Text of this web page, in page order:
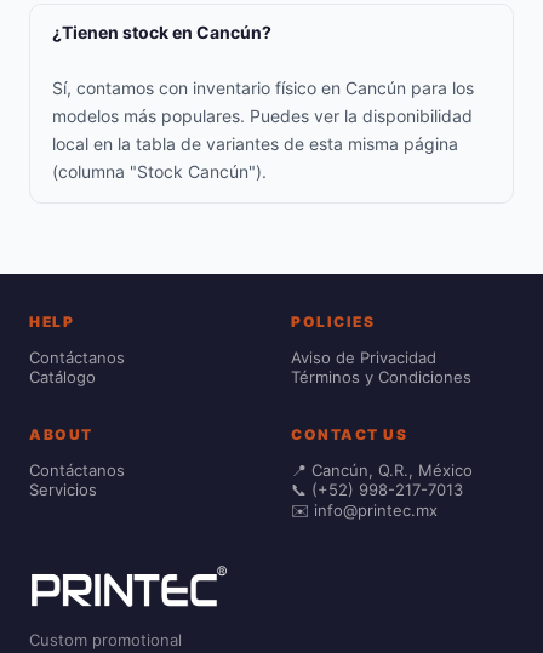
¿Tienen stock en Cancún?
Sí, contamos con inventario físico en Cancún para los
modelos más populares. Puedes ver la disponibilidad
local en la tabla de variantes de esta misma página
(columna "Stock Cancún").
HELP
Contáctanos
Catálogo
POLICIES
Aviso de Privacidad
Términos y Condiciones
ABOUT
Contáctanos
Servicios
CONTACT US
📍 Cancún, Q.R., México
📞 (+52) 998-217-7013
✉️ info@printec.mx
Custom promotional